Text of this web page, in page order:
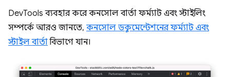
DevTools ব্যবহার করে কনসোল বার্তা ফর্ম্যাট এবং স্টাইলিং
সম্পর্কে আরও জানতে, কনসোল ডকুমেন্টেশনের ফর্ম্যাট এবং
স্টাইল বার্তাবিভাগে যান।